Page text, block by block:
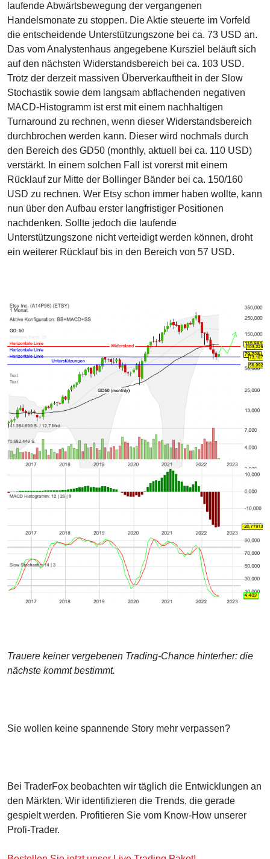
laufende Abwärtsbewegung der vergangenen
Handelsmonate zu stoppen. Die Aktie steuerte im Vorfeld
die entscheidende Unterstützungszone bei ca. 73 USD an.
Das vom Analystenhaus angegebene Kursziel beläuft sich
auf den nächsten Widerstandsbereich bei ca. 103 USD.
Trotz der derzeit massiven Überverkauftheit in der Slow
Stochastik sowie dem langsam abflachenden negativen
MACD-Histogramm ist erst mit einem nachhaltigen
Turnaround zu rechnen, wenn dieser Widerstandsbereich
durchbrochen werden kann. Dieser wird nochmals durch
den Bereich des GD50 (monthly, aktuell bei ca. 110 USD)
verstärkt. In einem solchen Fall ist vorerst mit einem
Rücklauf zur Mitte der Bollinger Bänder bei ca. 150/160
USD zu rechnen. Wer Etsy schon immer haben wollte, kann
nun über den Aufbau erster langfristiger Positionen
nachdenken. Sollte jedoch die laufende
Unterstützungszone nicht verteidigt werden können, droht
ein weiterer Rücklauf bis in den Bereich von 57 USD.
Trauere keiner vergebenen Trading-Chance hinterher: die
nächste kommt bestimmt.
Sie wollen keine spannende Story mehr verpassen?
Bei TraderFox beobachten wir täglich die Entwicklungen an
den Märkten. Wir identifizieren die Trends, die gerade
gespielt werden. Profitieren Sie vom Know-How unserer
Profi-Trader.